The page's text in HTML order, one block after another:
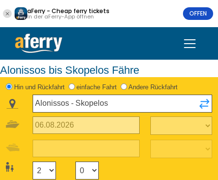
aFerry - Cheap ferry tickets
In der aFerry-App öffnen OFFEN
Alonissos bis Skopelos Fähre
Hin und Rückfahrt einfache Fahrt Andere Rückfahrt